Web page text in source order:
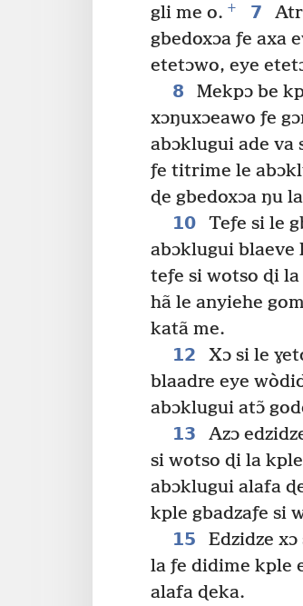
gli me o. + 7
gbedoxɔa ƒe axa
etetɔwo, eye
8
Mekpɔ be
xɔŋuxɔeawo ƒe
abɔklugui ade va
ƒe titrime le
ɖe gbedoxɔa ŋu
10
Teƒe si le
abɔklugui blaeve
teƒe si wotso ɖi
hã le anyiehe
katã me.
12
Xɔ si le
blaadre eye
abɔklugui atɔ̃
13
Azɔ
si wotso ɖi la
abɔklugui alafa
kple gbadzaƒe si
15
Edzidze
la ƒe didime kple
alafa ɖeka.